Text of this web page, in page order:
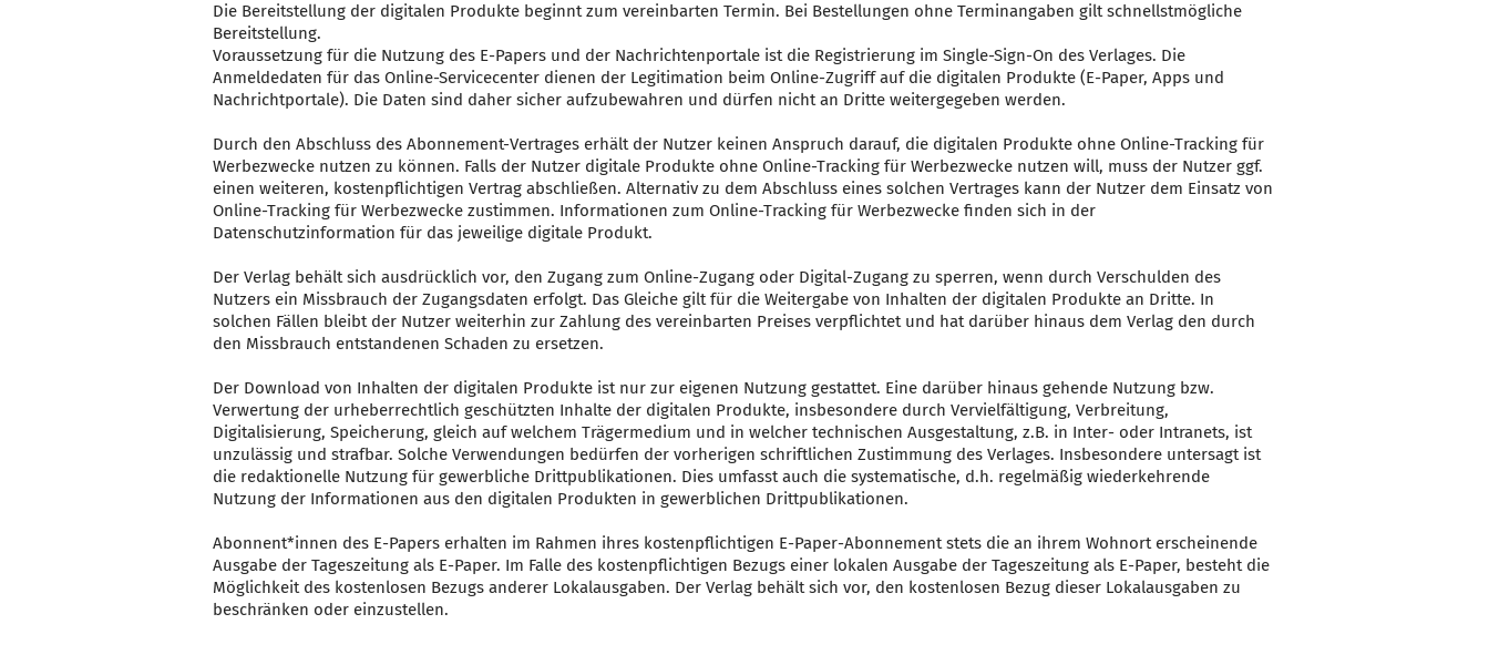
Die Bereitstellung der digitalen Produkte beginnt zum vereinbarten Termin. Bei Bestellungen ohne Terminangaben gilt schnellstmögliche
Bereitstellung.
Voraussetzung für die Nutzung des E-Papers und der Nachrichtenportale ist die Registrierung im Single-Sign-On des Verlages. Die
Anmeldedaten für das Online-Servicecenter dienen der Legitimation beim Online-Zugriff auf die digitalen Produkte (E-Paper, Apps und
Nachrichtportale). Die Daten sind daher sicher aufzubewahren und dürfen nicht an Dritte weitergegeben werden.
Durch den Abschluss des Abonnement-Vertrages erhält der Nutzer keinen Anspruch darauf, die digitalen Produkte ohne Online-Tracking für
Werbezwecke nutzen zu können. Falls der Nutzer digitale Produkte ohne Online-Tracking für Werbezwecke nutzen will, muss der Nutzer ggf.
einen weiteren, kostenpflichtigen Vertrag abschließen. Alternativ zu dem Abschluss eines solchen Vertrages kann der Nutzer dem Einsatz von
Online-Tracking für Werbezwecke zustimmen. Informationen zum Online-Tracking für Werbezwecke finden sich in der
Datenschutzinformation für das jeweilige digitale Produkt.
Der Verlag behält sich ausdrücklich vor, den Zugang zum Online-Zugang oder Digital-Zugang zu sperren, wenn durch Verschulden des
Nutzers ein Missbrauch der Zugangsdaten erfolgt. Das Gleiche gilt für die Weitergabe von Inhalten der digitalen Produkte an Dritte. In
solchen Fällen bleibt der Nutzer weiterhin zur Zahlung des vereinbarten Preises verpflichtet und hat darüber hinaus dem Verlag den durch
den Missbrauch entstandenen Schaden zu ersetzen.
Der Download von Inhalten der digitalen Produkte ist nur zur eigenen Nutzung gestattet. Eine darüber hinaus gehende Nutzung bzw.
Verwertung der urheberrechtlich geschützten Inhalte der digitalen Produkte, insbesondere durch Vervielfältigung, Verbreitung,
Digitalisierung, Speicherung, gleich auf welchem Trägermedium und in welcher technischen Ausgestaltung, z.B. in Inter- oder Intranets, ist
unzulässig und strafbar. Solche Verwendungen bedürfen der vorherigen schriftlichen Zustimmung des Verlages. Insbesondere untersagt ist
die redaktionelle Nutzung für gewerbliche Drittpublikationen. Dies umfasst auch die systematische, d.h. regelmäßig wiederkehrende
Nutzung der Informationen aus den digitalen Produkten in gewerblichen Drittpublikationen.
Abonnent*innen des E-Papers erhalten im Rahmen ihres kostenpflichtigen E-Paper-Abonnement stets die an ihrem Wohnort erscheinende
Ausgabe der Tageszeitung als E-Paper. Im Falle des kostenpflichtigen Bezugs einer lokalen Ausgabe der Tageszeitung als E-Paper, besteht die
Möglichkeit des kostenlosen Bezugs anderer Lokalausgaben. Der Verlag behält sich vor, den kostenlosen Bezug dieser Lokalausgaben zu
beschränken oder einzustellen.